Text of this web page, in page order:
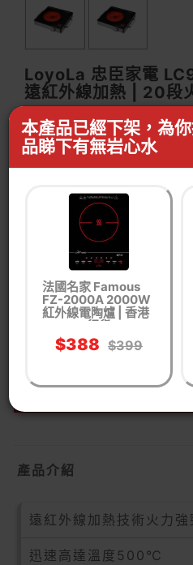
LoyoLa 忠臣家電
遠紅外線加熱 | 20段
家用電器 廚房電器
WhastApp客服查詢有無同功
產品介紹
遠紅外線加熱技術火力強
迅速高達溫度500℃
本產品已經下架，為
品睇下有無岩心水
法國名家 Famous
FZ-2000A 2000W
紅外線電陶爐 | 香港
行貨
$388 $399